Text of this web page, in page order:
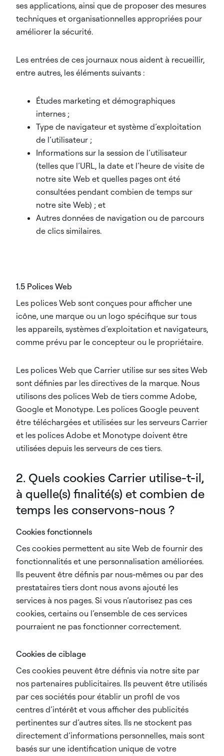
ses applications, ainsi que de proposer des mesures
techniques et organisationnelles appropriées pour
améliorer la sécurité.
Les entrées de ces journaux nous aident à recueillir,
entre autres, les éléments suivants :
Études marketing et démographiques
internes ;
Type de navigateur et système d’exploitation
de l’utilisateur ;
Informations sur la session de l’utilisateur
(telles que l’URL, la date et l’heure de visite de
notre site Web et quelles pages ont été
consultées pendant combien de temps sur
notre site Web) ; et
Autres données de navigation ou de parcours
de clics similaires.
1.5 Polices Web
Les polices Web sont conçues pour afficher une
icône, une marque ou un logo spécifique sur tous
les appareils, systèmes d’exploitation et navigateurs,
comme prévu par le concepteur ou le propriétaire.
Les polices Web que Carrier utilise sur ses sites Web
sont définies par les directives de la marque. Nous
utilisons des polices Web de tiers comme Adobe,
Google et Monotype. Les polices Google peuvent
être téléchargées et utilisées sur les serveurs Carrier
et les polices Adobe et Monotype doivent être
utilisées depuis les serveurs de ces tiers.
2. Quels cookies Carrier utilise-t-il,
à quelle(s) finalité(s) et combien de
temps les conservons-nous ?
Cookies fonctionnels
Ces cookies permettent au site Web de fournir des
fonctionnalités et une personnalisation améliorées.
Ils peuvent être définis par nous-mêmes ou par des
prestataires tiers dont nous avons ajouté les
services à nos pages. Si vous n’autorisez pas ces
cookies, certains ou l’ensemble de ces services
pourraient ne pas fonctionner correctement.
Cookies de ciblage
Ces cookies peuvent être définis via notre site par
nos partenaires publicitaires. Ils peuvent être utilisés
par ces sociétés pour établir un profil de vos
centres d’intérêt et vous afficher des publicités
pertinentes sur d’autres sites. Ils ne stockent pas
directement d’informations personnelles, mais sont
basés sur une identification unique de votre